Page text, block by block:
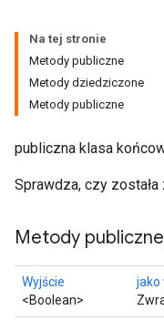
Na tej stronie
Metody publiczne
Metody dziedziczone
Metody publiczne
publiczna klasa
Sprawdza, czy
Metody publiczne
Wyjście
<Boolean>
jako